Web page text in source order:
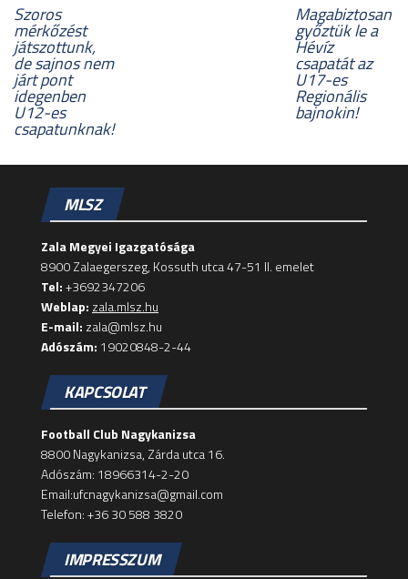
Szoros
mérkőzést
játszottunk,
de sajnos nem
járt pont
idegenben
U12-es
csapatunknak!
Magabiztosan
győztük le a
Hévíz
csapatát az
U17-es
Regionális
bajnokin!
MLSZ
Zala Megyei Igazgatósága
8900 Zalaegerszeg, Kossuth utca 47-51 II. emelet
Tel:+3692347206
Weblap: zala.mlsz.hu
E-mail: zala@mlsz.hu
Adószám: 19020848-2-44
KAPCSOLAT
Football Club Nagykanizsa
8800 Nagykanizsa, Zárda utca 16.
Adószám: 18966314-2-20
Email:ufcnagykanizsa@gmail.com
Telefon: +36 30 588 3820
IMPRESSZUM